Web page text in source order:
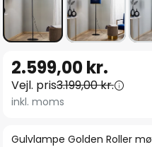
starten
af
Gulvlampe Golden Roller
2.599,00 kr.
Vejl. pris3.199,00 kr.
inkl. moms